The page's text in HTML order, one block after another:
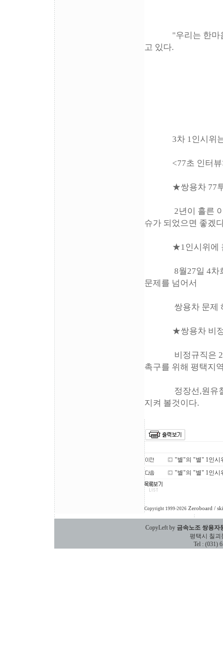
"우리는 한마음"
고 있다.
3차 1인시위는
<77초 인터뷰
★쌍용차 77투쟁
2년이 흘른 이 시
슈가 되었으면 좋겠
★1인시위에 참
8월27일 4차희망
문제를 넘어서
쌍용차 문제 해
★쌍용차 비정규
비정규직은 2008
촉구를 위해 평택지
정장선,원유철국
지켜 볼것이다.
"별"의 "별" 1인시
"별"의 "별" 1인시
Copyright 1999-2026 Zeroboard /
CopyLeft by 금속노조 쌍용자
평택시 칠괴동
Tel : (031)